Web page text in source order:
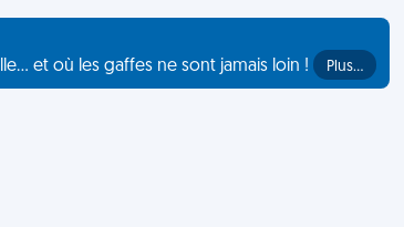
et où les gaffes ne sont jamais loin !
Plus…